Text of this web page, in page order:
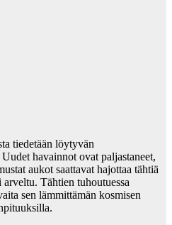
tiedetään löytyvän
havainnot ovat paljastaneet,
aukot saattavat hajottaa tähtiä
Tähtien tuhoutuessa
sen lämmittämän kosmisen